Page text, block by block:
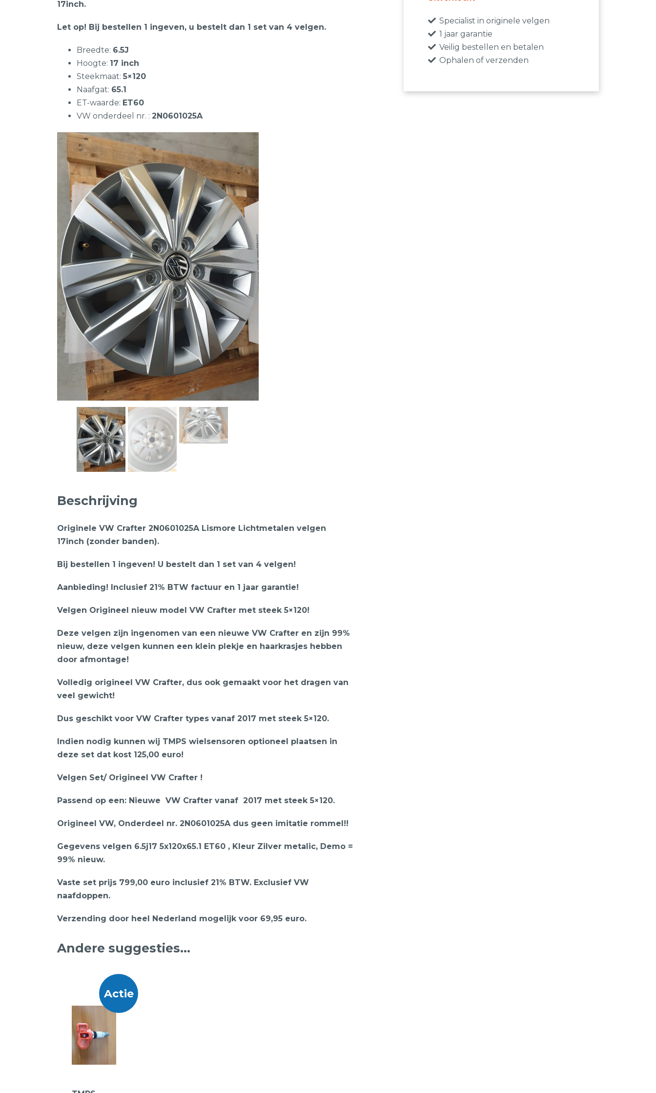
17inch.
Let op! Bij bestellen 1 ingeven, u bestelt dan 1 set van 4 velgen.
Breedte: 6.5J
Hoogte: 17 inch
Steekmaat: 5×120
Naafgat: 65.1
ET-waarde: ET60
VW onderdeel nr. : 2N0601025A
Specialist in originele velgen
1 jaar garantie
Veilig bestellen en betalen
Ophalen of verzenden
Beschrijving
Originele VW Crafter 2N0601025A Lismore Lichtmetalen velgen
17inch (zonder banden).
Bij bestellen 1 ingeven! U bestelt dan 1 set van 4 velgen!
Aanbieding! Inclusief 21% BTW factuur en 1 jaar garantie!
Velgen Origineel nieuw model VW Crafter met steek 5×120!
Deze velgen zijn ingenomen van een nieuwe VW Crafter en zijn 99%
nieuw, deze velgen kunnen een klein plekje en haarkrasjes hebben
door afmontage!
Volledig origineel VW Crafter, dus ook gemaakt voor het dragen van
veel gewicht!
Dus geschikt voor VW Crafter types vanaf 2017 met steek 5×120.
Indien nodig kunnen wij TMPS wielsensoren optioneel plaatsen in
deze set dat kost 125,00 euro!
Velgen Set/ Origineel VW Crafter !
Passend op een: Nieuwe VW Crafter vanaf 2017 met steek 5×120.
Origineel VW, Onderdeel nr. 2N0601025A dus geen imitatie rommel!!
Gegevens velgen 6.5j17 5x120x65.1 ET60 , Kleur Zilver metalic, Demo =
99% nieuw.
Vaste set prijs 799,00 euro inclusief 21% BTW. Exclusief VW
naafdoppen.
Verzending door heel Nederland mogelijk voor 69,95 euro.
Andere suggesties…
Actie